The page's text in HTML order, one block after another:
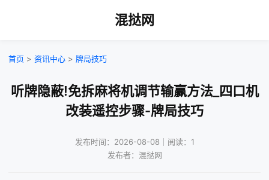
混挞网
首页 > 资讯中心 > 牌局技巧
听牌隐蔽!免拆麻将机调节输赢方法_四口机
改装遥控步骤-牌局技巧
发布时间：2026-08-08｜阅读：1
发布者：混挞网